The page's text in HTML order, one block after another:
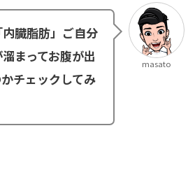
内臓脂肪」ご自分
まってお腹が出
チェックしてみ
masato